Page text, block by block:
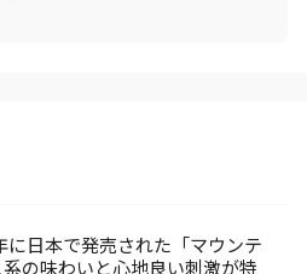
に日本で発売された「マウンテ
の味わいと心地良い刺激が特